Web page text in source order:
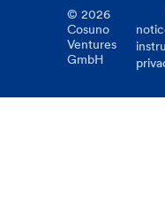
© 2026
Cosuno
Ventures
GmbH